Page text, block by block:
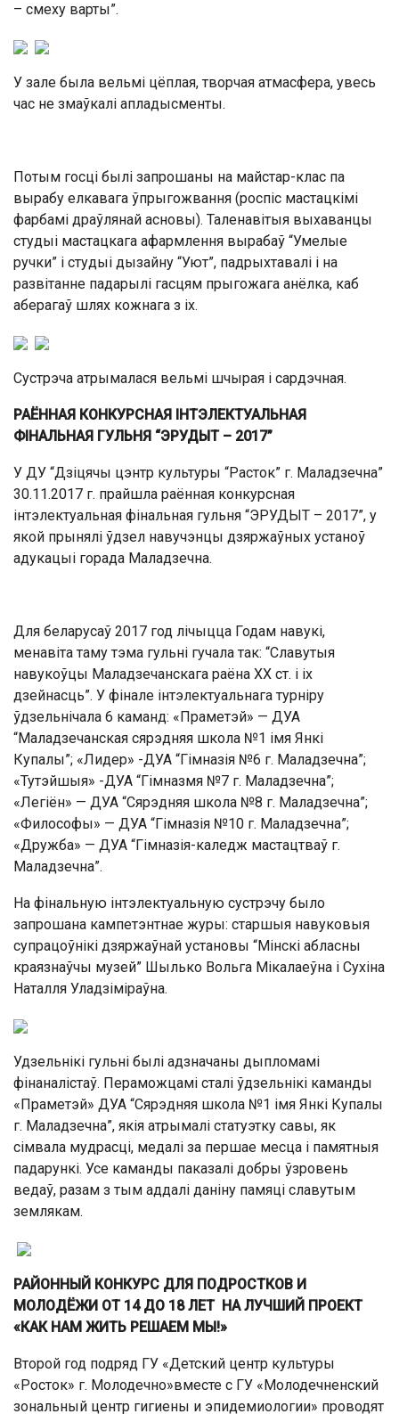
– смеху варты”.
У зале была вельмі цёплая, творчая атмасфера, увесь
час не змаўкалі апладысменты.
Потым госці былі запрошаны на майстар-клас па
вырабу елкавага ўпрыгожвання (роспіс мастацкімі
фарбамі драўлянай асновы). Таленавітыя выхаванцы
студыі мастацкага афармлення вырабаў “Умелые
ручки” і студыі дызайну “Уют”, падрыхтавалі і на
развітанне падарылі гасцям прыгожага анёлка, каб
аберагаў шлях кожнага з іх.
Сустрэча атрымалася вельмі шчырая і сардэчная.
РАЁННАЯ КОНКУРСНАЯ ІНТЭЛЕКТУАЛЬНАЯ
ФІНАЛЬНАЯ ГУЛЬНЯ “ЭРУДЫТ – 2017”
У ДУ “Дзіцячы цэнтр культуры “Расток” г. Маладзечна”
30.11.2017 г. прайшла раённая конкурсная
інтэлектуальная фінальная гульня “ЭРУДЫТ – 2017”, у
якой прынялі ўдзел навучэнцы дзяржаўных устаноў
адукацыі горада Маладзечна.
Для беларусаў 2017 год лічыцца Годам навукі,
менавіта таму тэма гульні гучала так: “Славутыя
навукоўцы Маладзечанскага раёна XX ст. і іх
дзейнасць”. У фінале інтэлектуальнага турніру
ўдзельнічала 6 каманд: «Праметэй» — ДУА
“Маладзечанская сярэдняя школа №1 імя Янкі
Купалы”; «Лидер» -ДУА “Гімназія №6 г. Маладзечна”;
«Тутэйшыя» -ДУА “Гімназмя №7 г. Маладзечна”;
«Легіён» — ДУА “Сярэдняя школа №8 г. Маладзечна”;
«Философы» — ДУА “Гімназія №10 г. Маладзечна”;
«Дружба» — ДУА “Гімназія-каледж мастацтваў г.
Маладзечна”.
На фінальную інтэлектуальную сустрэчу было
запрошана кампетэнтнае журы: старшыя навуковыя
супрацоўнікі дзяржаўнай установы “Мінскі абласны
краязнаўчы музей” Шылько Вольга Мікалаеўна і Сухіна
Наталля Уладзіміраўна.
Удзельнікі гульні былі адзначаны дыпломамі
фінаналістаў. Пераможцамі сталі ўдзельнікі каманды
«Праметэй» ДУА “Сярэдняя школа №1 імя Янкі Купалы
г. Маладзечна”, якія атрымалі статуэтку савы, як
сімвала мудрасці, медалі за першае месца і памятныя
падарункі. Усе каманды паказалі добры ўзровень
ведаў, разам з тым аддалі даніну памяці славутым
землякам.
РАЙОННЫЙ КОНКУРС ДЛЯ ПОДРОСТКОВ И
МОЛОДЁЖИ ОТ 14 ДО 18 ЛЕТ НА ЛУЧШИЙ ПРОЕКТ
«КАК НАМ ЖИТЬ РЕШАЕМ МЫ!»
Второй год подряд ГУ «Детский центр культуры
«Росток» г. Молодечно»вместе с ГУ «Молодечненский
зональный центр гигиены и эпидемиологии» проводят